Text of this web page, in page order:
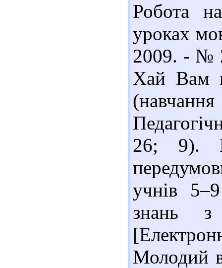
Робота
уроках
2009. - №
Хай Вам
26; 9).
учнів
знань з
Молодий